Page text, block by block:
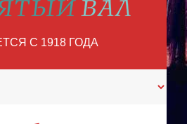
С 1918 ГОДА